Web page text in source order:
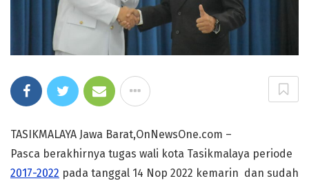
TASIKMALAYA Jawa Barat,OnNewsOne.com –
Pasca berakhirnya tugas wali kota Tasikmalaya periode
2017-2022 pada tanggal 14 Nop 2022 kemarin dan sudah